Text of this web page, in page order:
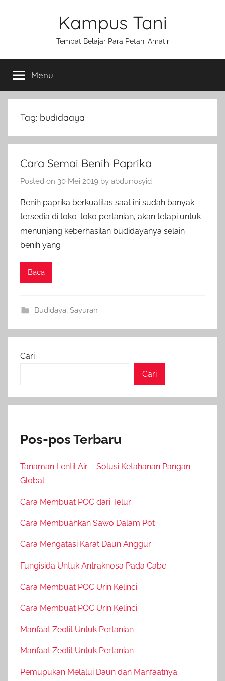
Kampus Tani
Tempat Belajar Para Petani Amatir
Menu
Tag: budidaaya
Cara Semai Benih Paprika
Posted on 30 Mei 2019 by abdurrosyid
Benih paprika berkualitas saat ini sudah banyak
tersedia di toko-toko pertanian, akan tetapi untuk
menunjang keberhasilan budidayanya selain
benih yang
Baca
Budidaya Sayuran
Cari
Cari
Pos-pos Terbaru
Tanaman Lentil Air – Solusi Ketahanan Pangan
Global
Cara Membuat POC dari Telur
Cara Membuahkan Sawo Dalam Pot
Cara Mengatasi Karat Daun Anggur
Fungisida Untuk Antraknosa Pada Cabe
Cara Membuat POC Urin Kelinci
Cara Membuat POC Urin Kelinci
Manfaat Zeolit Untuk Pertanian
Manfaat Zeolit Untuk Pertanian
Pemupukan Melalui Daun dan Manfaatnya